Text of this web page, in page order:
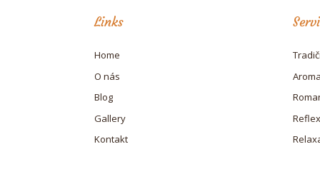
Links
Home
O nás
Blog
Gallery
Kontakt